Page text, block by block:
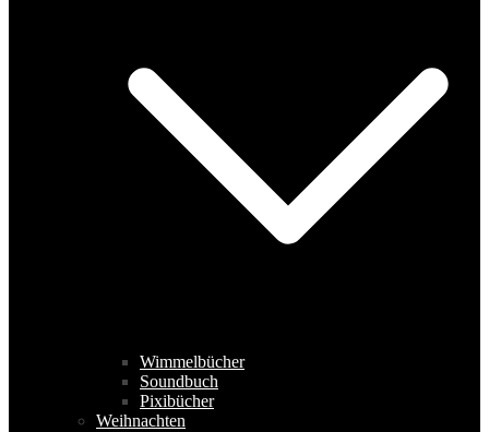
Wimmelbücher
Soundbuch
Pixibücher
Weihnachten